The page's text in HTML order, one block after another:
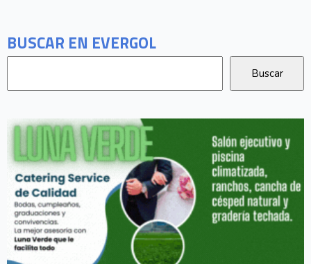
BUSCAR EN EVERGOL